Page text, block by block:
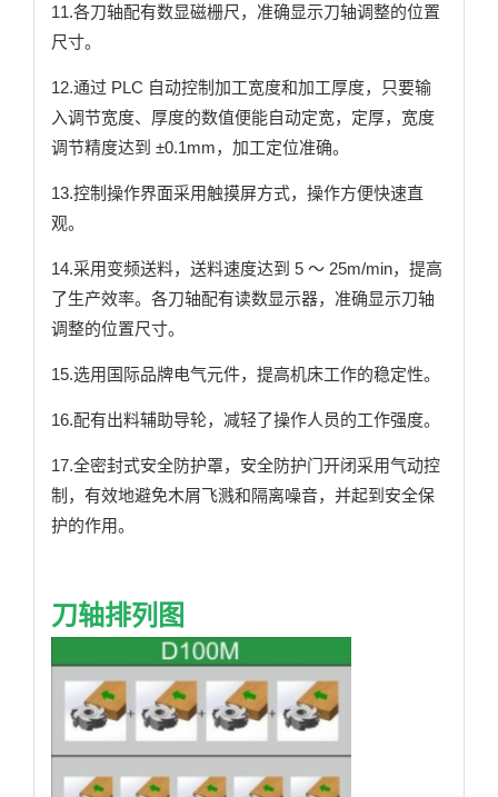
11.各刀轴配有数显磁栅尺，准确显示刀轴调整的位置
尺寸。
12.通过 PLC 自动控制加工宽度和加工厚度，只要输
入调节宽度、厚度的数值便能自动定宽，定厚，宽度
调节精度达到 ±0.1mm，加工定位准确。
13.控制操作界面采用触摸屏方式，操作方便快速直
观。
14.采用变频送料，送料速度达到 5 ～ 25m/min，提高
了生产效率。各刀轴配有读数显示器，准确显示刀轴
调整的位置尺寸。
15.选用国际品牌电气元件，提高机床工作的稳定性。
16.配有出料辅助导轮，减轻了操作人员的工作强度。
17.全密封式安全防护罩，安全防护门开闭采用气动控
制，有效地避免木屑飞溅和隔离噪音，并起到安全保
护的作用。
刀轴排列图